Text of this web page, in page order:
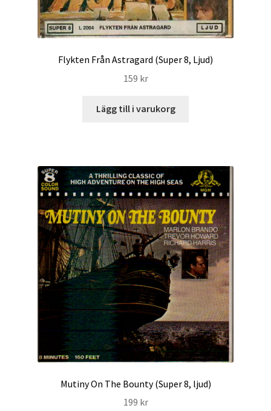
Flykten Från Astragard (Super 8, Ljud)
159 kr
Lägg till i varukorg
Mutiny On The Bounty (Super 8, ljud)
199 kr